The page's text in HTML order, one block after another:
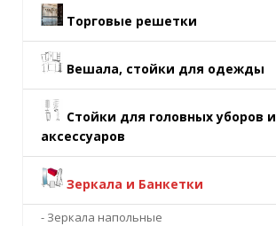
Торговые решетки
Вешала, стойки для одежды
Стойки для головных уборов и
аксессуаров
Зеркала и Банкетки
- Зеркала напольные